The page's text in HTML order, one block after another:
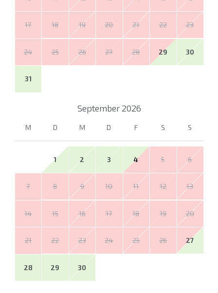
17 18 19 20 21 22 23
24 25 26 27 28 29 30
31
September 2026
M D M D F S S
1 2 3 4 5 6
7 8 9 10 11 12 13
14 15 16 17 18 19 20
21 22 23 24 25 26 27
28 29 30